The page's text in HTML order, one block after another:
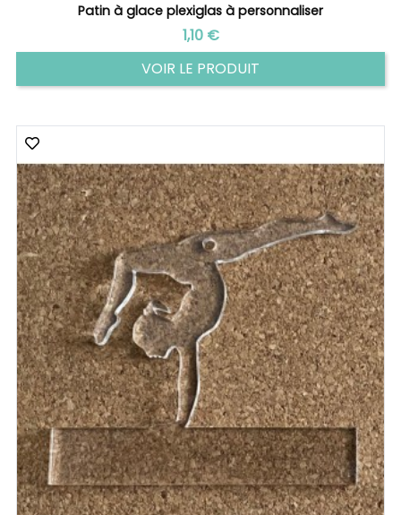
Patin à glace plexiglas à personnaliser
Prix
1,10 €
VOIR LE PRODUIT